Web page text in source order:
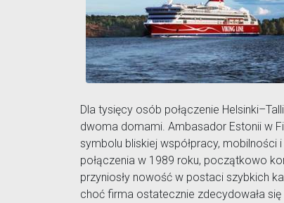
Dla tysięcy osób połączenie
dwoma domami. Ambasador Estonii w
symbolu bliskiej współpracy, mobilności
połączenia w 1989 roku, początkowo
przyniosły nowość w postaci szybkich
choć firma ostatecznie zdecydowała